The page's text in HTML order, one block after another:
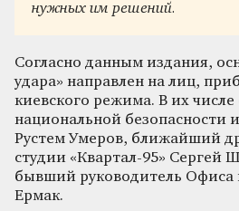
нужных им решений.
Согласно данным издания,
удара» направлен на лиц,
киевского режима. В их числе
национальной
Рустем Умеров, ближайший
студии «Квартал-95» Сергей
бывший руководитель Офиса
Ермак.